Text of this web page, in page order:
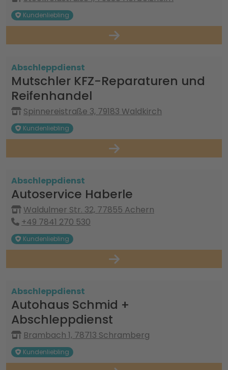
Kundenliebling
Abschleppdienst
Mutschler KFZ-Reparaturen und
Reifenhandel
Spinnereistraße 3, 79183 Waldkirch
Kundenliebling
Abschleppdienst
Autoservice Haberle
Waldulmer Str. 32, 77855 Achern
+49 7841 270 530
Kundenliebling
Abschleppdienst
Autohaus Schmid +
Abschleppdienst
Brambach 1, 78713 Schramberg
Kundenliebling